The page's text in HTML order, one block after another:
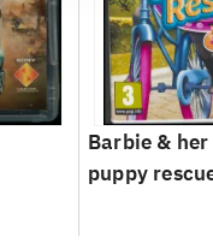
Barbie &
puppy